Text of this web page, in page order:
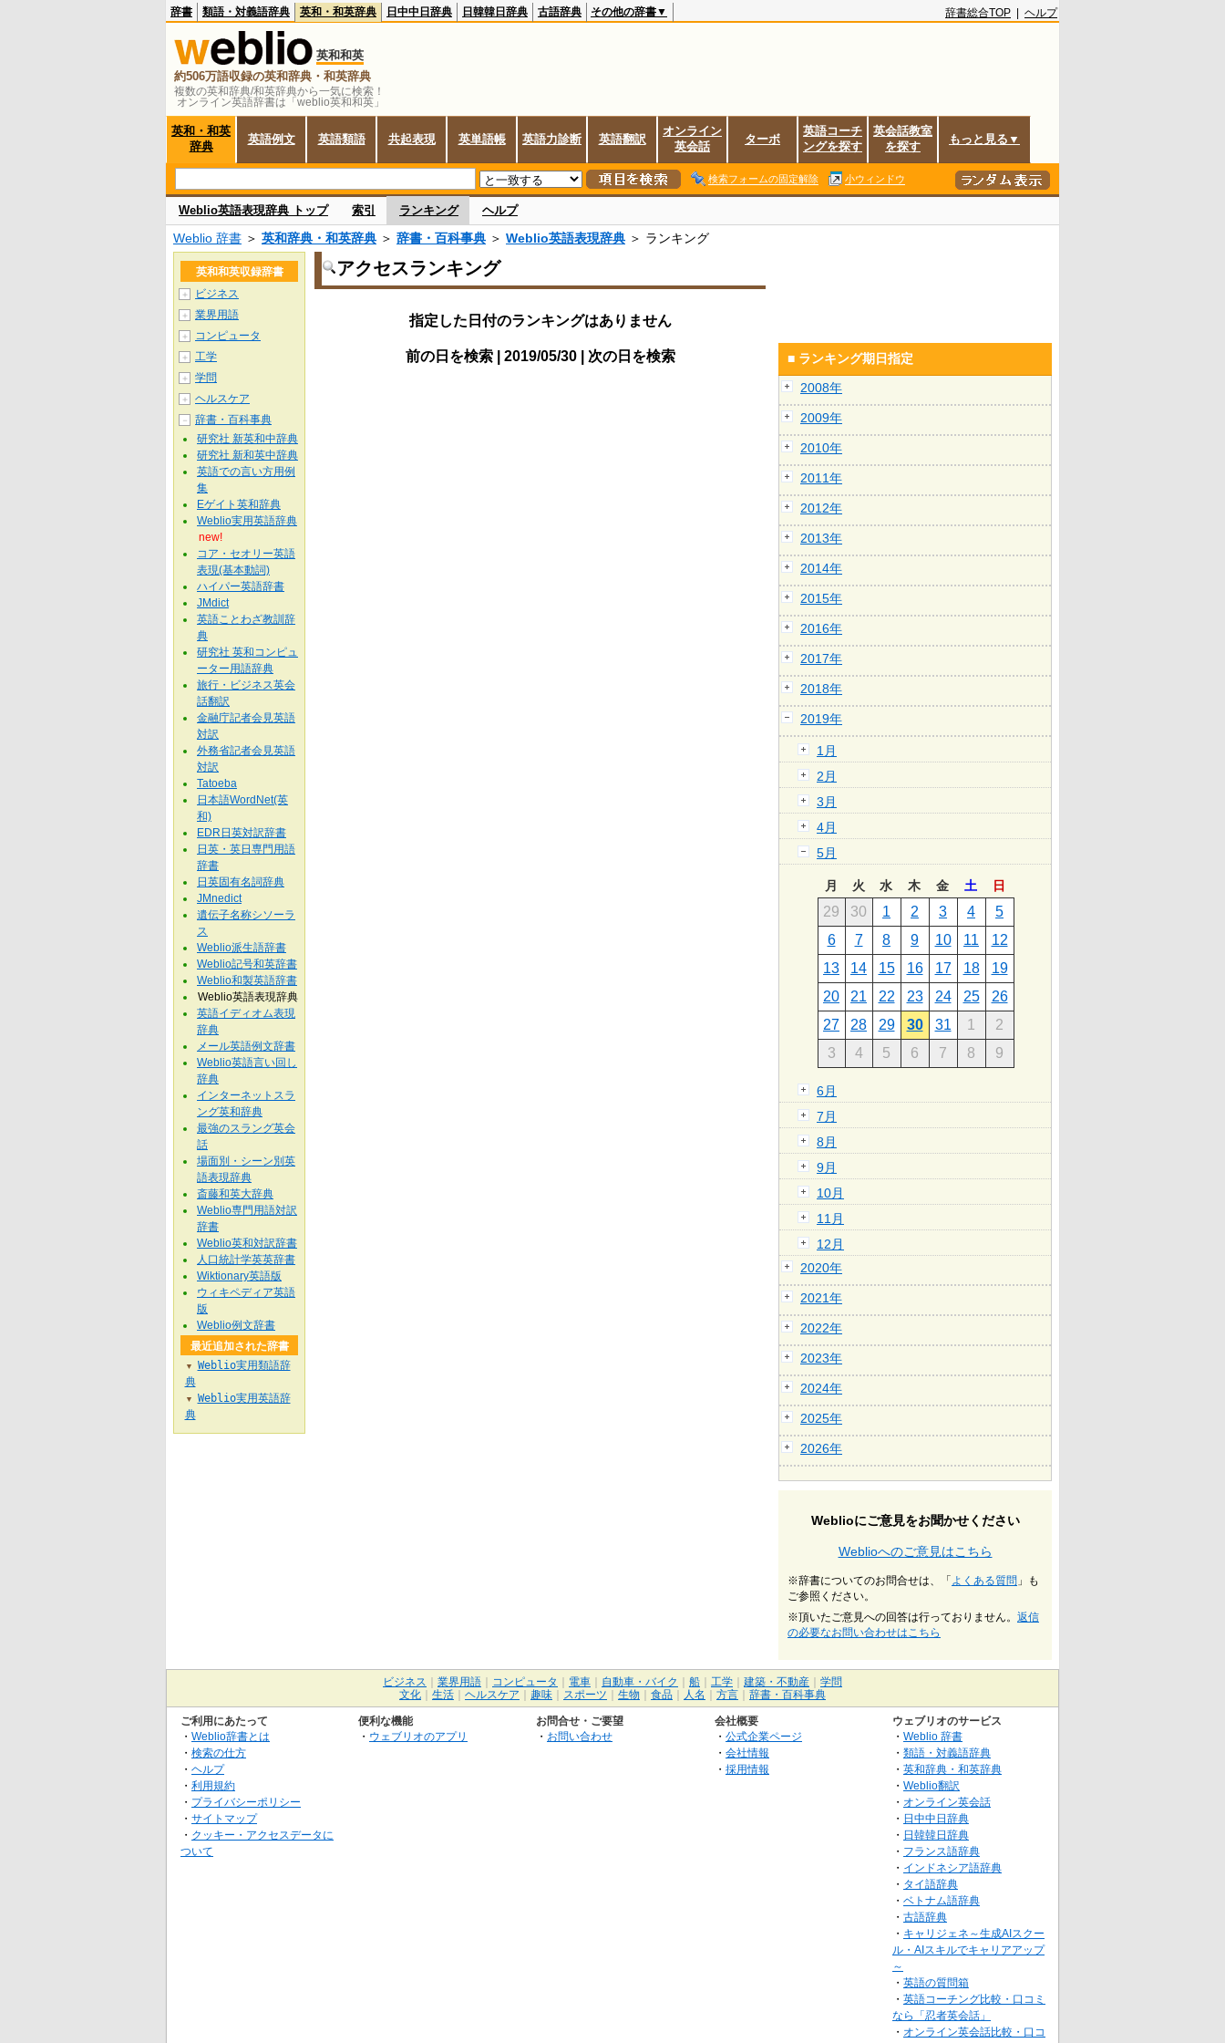
複数の英和辞典/和英辞典から一気に検索！
オンライン英語辞書は「weblio英和和英」
辞書 類語・対義語辞典 英和・和英辞典 日中中日辞典 日韓韓日辞典 古語辞典 その他の辞書▼ 辞書総合TOP ヘルプ
英和和英
約506万語収録の英和辞典・和英辞典
英和・和英
辞典
英語例文 英語類語 共起表現 英単語帳 英語力診断 英語翻訳
オンライン
英会話
ターボ
英語コーチ
ングを探す
英会話教室
を探す
もっと見る▼
検索フォームの固定解除 小ウィンドウ
Weblio英語表現辞典 トップ 索引 ランキング ヘルプ
Weblio 辞書 ＞ 英和辞典・和英辞典 ＞ 辞書・百科事典 ＞ Weblio英語表現辞典 ＞ ランキング
アクセスランキング
指定した日付のランキングはありません
前の日を検索 | 2019/05/30 | 次の日を検索
英和和英収録辞書
＋ ビジネス
＋ 業界用語
＋ コンピュータ
＋ 工学
＋ 学問
＋ ヘルスケア
－
辞書・百科事典
研究社 新英和中辞典
研究社 新和英中辞典
英語での言い方用例
集
Eゲイト英和辞典
Weblio実用英語辞典
new!
コア・セオリー英語
表現(基本動詞)
ハイパー英語辞書
JMdict
英語ことわざ教訓辞
典
研究社 英和コンピュ
ーター用語辞典
旅行・ビジネス英会
話翻訳
金融庁記者会見英語
対訳
外務省記者会見英語
対訳
Tatoeba
日本語WordNet(英
和)
EDR日英対訳辞書
日英・英日専門用語
辞書
日英固有名詞辞典
JMnedict
遺伝子名称シソーラ
ス
Weblio派生語辞書
Weblio記号和英辞書
Weblio和製英語辞書
Weblio英語表現辞典
英語イディオム表現
辞典
メール英語例文辞書
Weblio英語言い回し
辞典
インターネットスラ
ング英和辞典
最強のスラング英会
話
場面別・シーン別英
語表現辞典
斎藤和英大辞典
Weblio専門用語対訳
辞書
Weblio英和対訳辞書
人口統計学英英辞書
Wiktionary英語版
ウィキペディア英語
版
Weblio例文辞書
最近追加された辞書
▼
Weblio実用類語辞
典
▼
Weblio実用英語辞
典
■ ランキング期日指定
2008年
2009年
2010年
2011年
2012年
2013年
2014年
2015年
2016年
2017年
2018年
2019年
1月
2月
3月
4月
5月
月 火 水 木 金 土 日
29 30 1 2 3 4
5
6
7 8 9 10 11
12
13
14 15 16 17 18
19
20
21 22 23 24 25
26
27
28 29 30 31 1
2
3
4 5 6 7 8 9
6月
7月
8月
9月
10月
11月
12月
2020年
2021年
2022年
2023年
2024年
2025年
2026年
Weblioにご意見をお聞かせください
Weblioへのご意見はこちら
※辞書についてのお問合せは、「 よくある質問 」も
ご参照ください。
※頂いたご意見への回答は行っておりません。 返信
の必要なお問い合わせはこちら
ビジネス 業界用語 コンピュータ 電車 自動車・バイク 船 工学 建築・不動産
学問
文化
生活 ヘルスケア 趣味 スポーツ 生物 食品 人名 方言 辞書・百科事典
ご利用にあたって
・ Weblio辞書とは
・ 検索の仕方
・ ヘルプ
・ 利用規約
・ プライバシーポリシー
・ サイトマップ
・ クッキー・アクセスデータに
ついて
便利な機能
・ ウェブリオのアプリ
お問合せ・ご要望
・ お問い合わせ
会社概要
・ 公式企業ページ
・ 会社情報
・ 採用情報
ウェブリオのサービス
・ Weblio 辞書
・ 類語・対義語辞典
・ 英和辞典・和英辞典
・ Weblio翻訳
・ オンライン英会話
・ 日中中日辞典
・ 日韓韓日辞典
・ フランス語辞典
・ インドネシア語辞典
・ タイ語辞典
・ ベトナム語辞典
・ 古語辞典
・ キャリジェネ～生成AIスクー
ル・AIスキルでキャリアアップ
～
・ 英語の質問箱
・ 英語コーチング比較・口コミ
なら「忍者英会話」
・ オンライン英会話比較・口コ